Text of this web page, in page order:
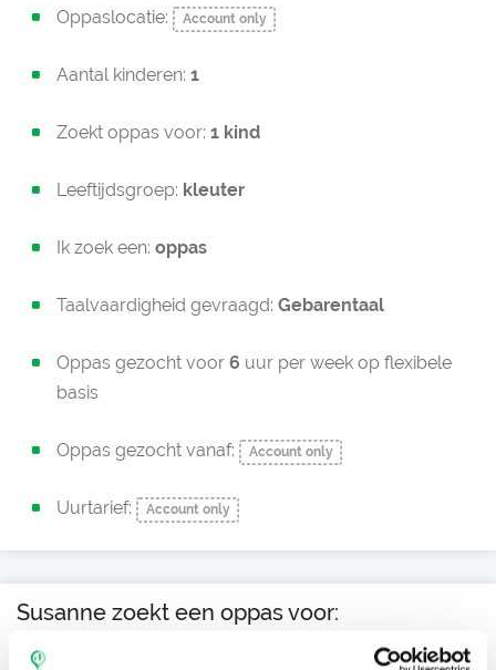
Oppaslocatie: Account only
Aantal kinderen: 1
Zoekt oppas voor: 1 kind
Leeftijdsgroep: kleuter
Ik zoek een: oppas
Taalvaardigheid gevraagd: Gebarentaal
Oppas gezocht voor 6 uur per week op flexibele
basis
Oppas gezocht vanaf: Account only
Uurtarief: Account only
Susanne zoekt een oppas voor:
Vr Za Zo